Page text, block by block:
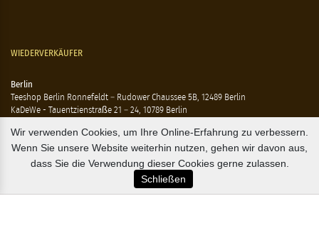
WIEDERVERKÄUFER
Berlin
Teeshop Berlin Ronnefeldt – Rudower Chaussee 5B, 12489 Berlin
KaDeWe - Tauentzienstraße 21 – 24, 10789 Berlin
Ting - Rykestraße 41, 10405 Berlin
Flensburg
Marzipan Im Hof – Rote Str. 18-20, 24937 Flensburg
Wir verwenden Cookies, um Ihre Online-Erfahrung zu verbessern.
Wenn Sie unsere Website weiterhin nutzen, gehen wir davon aus,
dass Sie die Verwendung dieser Cookies gerne zulassen.
Schließen